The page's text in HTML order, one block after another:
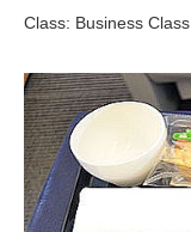
Class: Business Class